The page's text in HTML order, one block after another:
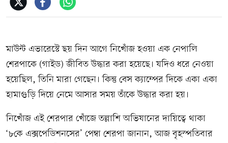
মাউন্ট এভারেস্টে ছয় দিন আগে নিখোঁজ হওয়া এক নেপালি
শেরপাকে (গাইড) জীবিত উদ্ধার করা হয়েছে। যদিও ধরে নেওয়া
হয়েছিল, তিনি মারা গেছেন। কিন্তু বেস ক্যাম্পের দিকে একা একা
হামাগুড়ি দিয়ে নেমে আসার সময় তাঁকে উদ্ধার করা হয়।
নিখোঁজ এই শেরপার খোঁজে তল্লাশি অভিযানের দায়িত্বে থাকা
‘৮কে এক্সপেডিশনসের’ পেম্বা শেরপা জানান, আজ বৃহস্পতিবার